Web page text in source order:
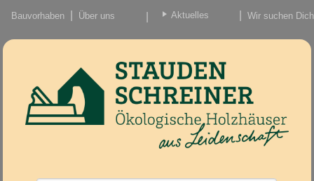
Bauvorhaben Über uns
Aktuelles
Nachrichten/Einzug
Wir suchen